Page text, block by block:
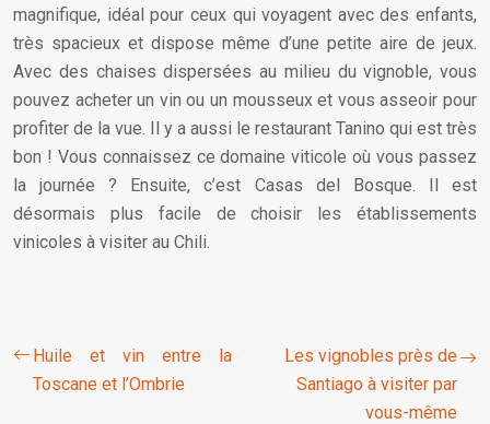
magnifique, idéal pour ceux qui voyagent avec des enfants,
très spacieux et dispose même d’une petite aire de jeux.
Avec des chaises dispersées au milieu du vignoble, vous
pouvez acheter un vin ou un mousseux et vous asseoir pour
profiter de la vue. Il y a aussi le restaurant Tanino qui est très
bon ! Vous connaissez ce domaine viticole où vous passez
la journée ? Ensuite, c’est Casas del Bosque. Il est
désormais plus facile de choisir les établissements
vinicoles à visiter au Chili.
Huile et vin entre la
Toscane et l’Ombrie
Les vignobles près de
Santiago à visiter par
vous-même